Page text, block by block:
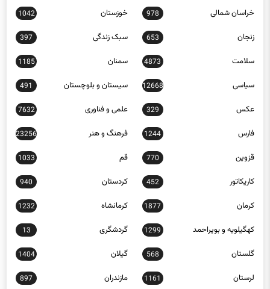
چهارمحال و بختیاری 1455 خراسان رضوی 1161
خراسان شمالی 978 خوزستان 1042
زنجان 653 سبک زندگی 397
سلامت 4873 سمنان 1185
سیاسی 12668 سیستان و بلوچستان 491
عکس 329 علمی و فناوری 7632
فارس 1244 فرهنگ و هنر 23256
قزوین 770 قم 1033
کاریکاتور 452 کردستان 940
کرمان 1877 کرمانشاه 1232
کهگیلویه و بویراحمد 1299 گردشگری 13
گلستان 568 گیلان 1404